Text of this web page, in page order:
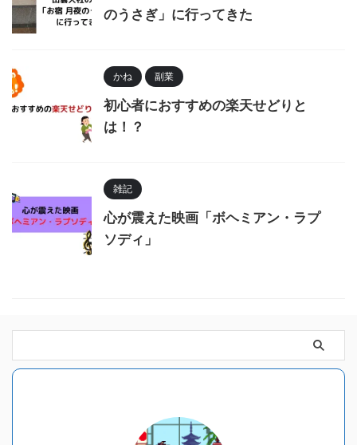
のうさぎ」に行ってきた
かね 副業
初心者におすすめの楽天せどりと
は！？
雑記
心が震えた映画「ボヘミアン・ラプ
ソディ」